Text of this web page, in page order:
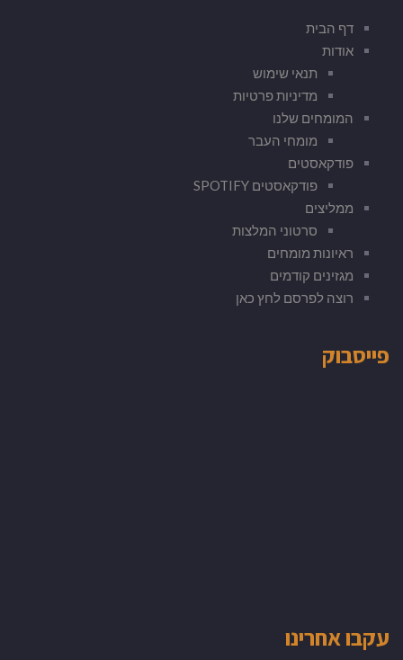
דף הבית
אודות
תנאי שימוש
מדיניות פרטיות
המומחים שלנו
מומחי העבר
פודקאסטים
פודקאסטים SPOTIFY
ממליצים
סרטוני המלצות
ראיונות מומחים
מגזינים קודמים
רוצה לפרסם לחץ כאן
פייסבוק
עקבו אחרינו